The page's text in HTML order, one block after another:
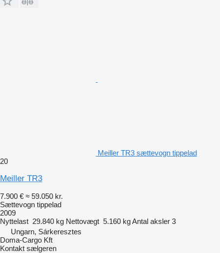
Meiller TR3 sættevogn tippelad
20
Meiller TR3
7.900 € ≈ 59.050 kr.
Sættevogn tippelad
2009
Nyttelast 29.840 kg Nettovægt 5.160 kgAntal aksler 3
Ungarn, Sárkeresztes
Doma-Cargo Kft
Kontakt sælgeren